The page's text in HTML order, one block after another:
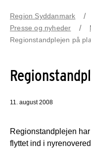
Region Syddanmark
Presse og nyheder
Regionstandplejen på
11. august 2008
Regionstandplejen
flyttet ind i